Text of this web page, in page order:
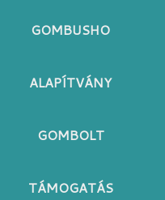
GOMBUSHO
ALAPÍTVÁNY
GOMBOLT
TÁMOGATÁS